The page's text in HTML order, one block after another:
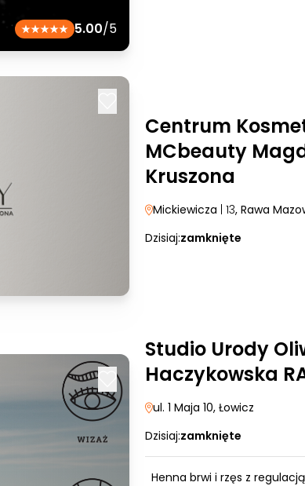
5.00/5
Centrum
MCbeauty
Kruszona
Mickiewicza | 13, Rawa
Dzisiaj:zamknięte
Studio Urody
Haczykowska
ul. 1 Maja 10, Łowicz
Dzisiaj:zamknięte
Henna brwi i rzęs z regulacją